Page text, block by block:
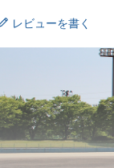
レビューを書く